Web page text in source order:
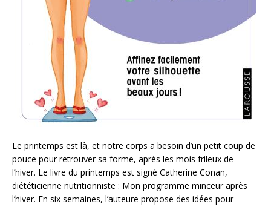
Le printemps est là, et notre corps a besoin d’un petit coup de
pouce pour retrouver sa forme, après les mois frileux de
l’hiver. Le livre du printemps est signé Catherine Conan,
diététicienne nutritionniste : Mon programme minceur après
l’hiver. En six semaines, l’auteure propose des idées pour